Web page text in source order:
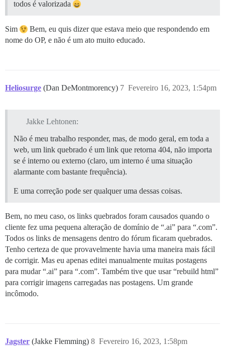
todos é valorizada
Sim
Bem, eu quis dizer que estava meio que respondendo em
nome do OP, e não é um ato muito educado.
Heliosurge (Dan DeMontmorency) Fevereiro 16, 2023, 1:54pm
7
Jakke Lehtonen:
Não é meu trabalho responder, mas, de modo geral, em toda a
web, um link quebrado é um link que retorna 404, não importa
se é interno ou externo (claro, um interno é uma situação
alarmante com bastante frequência).
E uma correção pode ser qualquer uma dessas coisas.
Bem, no meu caso, os links quebrados foram causados quando o
cliente fez uma pequena alteração de domínio de “.ai” para “.com”.
Todos os links de mensagens dentro do fórum ficaram quebrados.
Tenho certeza de que provavelmente havia uma maneira mais fácil
de corrigir. Mas eu apenas editei manualmente muitas postagens
para mudar “.ai” para “.com”. Também tive que usar “rebuild html”
para corrigir imagens carregadas nas postagens. Um grande
incômodo.
Jagster (Jakke Flemming) Fevereiro 16, 2023, 1:58pm
8